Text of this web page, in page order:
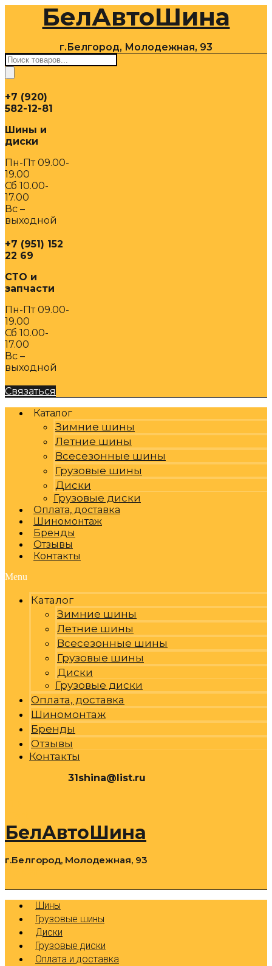
содержимомуБелАвтоШина
г.Белгород, Молодежная, 93
Поиск
товаров
+7 (920)
582-12-81
Шины и
диски
Пн-Пт 09.00-
19.00
Сб 10.00-
17.00
Вс –
выходной
+7 (951) 152
22 69
СТО и
запчасти
Пн-Пт 09.00-
19.00
Сб 10.00-
17.00
Вс –
выходной
Связаться
Каталог
Зимние шины
Летние шины
Всесезонные шины
Грузовые шины
Диски
Грузовые диски
Оплата, доставка
Шиномонтаж
Бренды
Отзывы
Контакты
Menu
Каталог
Зимние шины
Летние шины
Всесезонные шины
Грузовые шины
Диски
Грузовые диски
Оплата, доставка
Шиномонтаж
Бренды
Отзывы
Контакты
31shina@list.ru
БелАвтоШина
г.Белгород, Молодежная, 93
Шины
Грузовые шины
Диски
Грузовые диски
Оплата и доставка